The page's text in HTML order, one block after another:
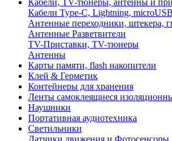
Кабели, TV-тюнеры, антенны и
Кабели Type-C, Lightning,
Антенные переходники, штекера,
Антенные Разветвители
TV-Приставки, TV-тюнеры
Антенны
Карты памяти, flash накопители
Клей & Герметик
Контейнеры для хранения
Ленты самоклеящиеся
Наушники
Портативная аудиотехника
Светильники
Датчики движения и Фотосенсоры